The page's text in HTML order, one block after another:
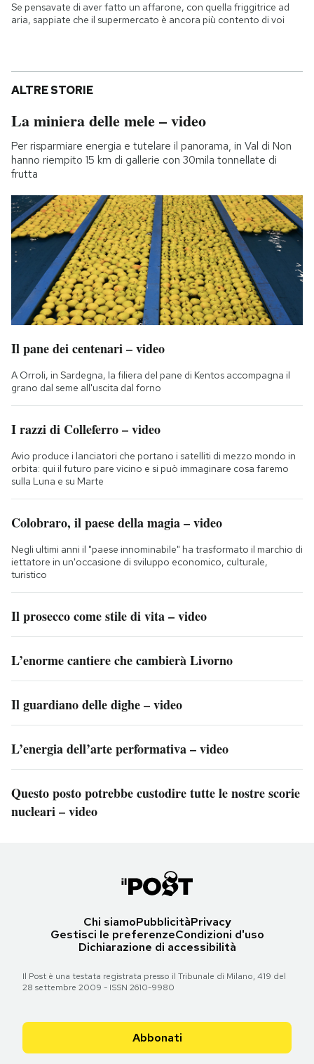
Se pensavate di aver fatto un affarone, con quella friggitrice ad
aria, sappiate che il supermercato è ancora più contento di voi
ALTRE STORIE
La miniera delle mele – video
Per risparmiare energia e tutelare il panorama, in Val di Non
hanno riempito 15 km di gallerie con 30mila tonnellate di
frutta
Il pane dei centenari – video
A Orroli, in Sardegna, la filiera del pane di Kentos accompagna il
grano dal seme all'uscita dal forno
I razzi di Colleferro – video
Avio produce i lanciatori che portano i satelliti di mezzo mondo in
orbita: qui il futuro pare vicino e si può immaginare cosa faremo
sulla Luna e su Marte
Colobraro, il paese della magia – video
Negli ultimi anni il "paese innominabile" ha trasformato il marchio di
iettatore in un'occasione di sviluppo economico, culturale,
turistico
Il prosecco come stile di vita – video
L’enorme cantiere che cambierà Livorno
Il guardiano delle dighe – video
L’energia dell’arte performativa – video
Questo posto potrebbe custodire tutte le nostre scorie
nucleari – video
Chi siamoPubblicitàPrivacy
Gestisci le preferenzeCondizioni d'uso
Dichiarazione di accessibilità
Il Post è una testata registrata presso il Tribunale di Milano, 419 del
28 settembre 2009 - ISSN 2610-9980
Abbonati